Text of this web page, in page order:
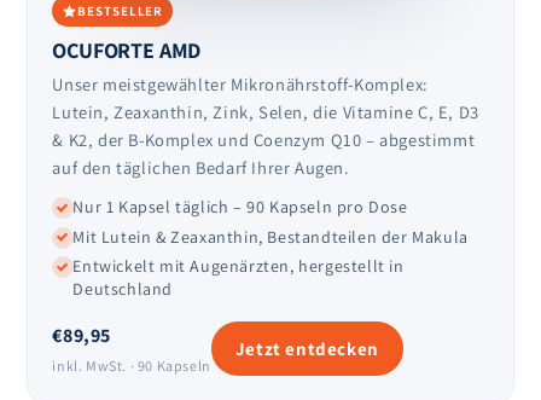
BESTSELLER
OCUFORTE AMD
Unser meistgewählter Mikronährstoff-Komplex:
Lutein, Zeaxanthin, Zink, Selen, die Vitamine C, E, D3
& K2, der B-Komplex und Coenzym Q10 – abgestimmt
auf den täglichen Bedarf Ihrer Augen.
Nur 1 Kapsel täglich – 90 Kapseln pro Dose
Mit Lutein & Zeaxanthin, Bestandteilen der Makula
Entwickelt mit Augenärzten, hergestellt in
Deutschland
€89,95
inkl. MwSt. · 90 Kapseln
Jetzt entdecken